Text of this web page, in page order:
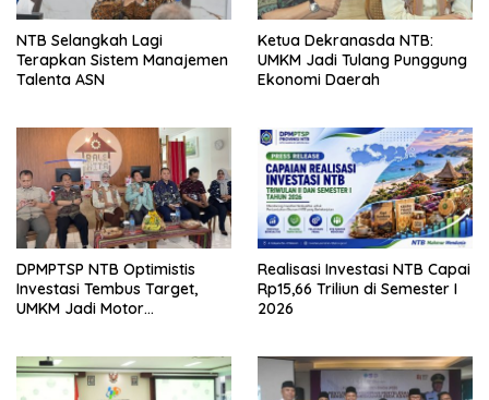
NTB Selangkah Lagi
Terapkan Sistem Manajemen
Talenta ASN
Ketua Dekranasda NTB:
UMKM Jadi Tulang Punggung
Ekonomi Daerah
DPMPTSP NTB Optimistis
Investasi Tembus Target,
UMKM Jadi Motor
Realisasi Investasi NTB Capai
Rp15,66 Triliun di Semester I
2026